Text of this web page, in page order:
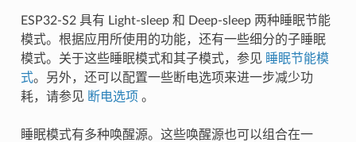
ESP32-S2 具有 Light-sleep 和 Deep-sleep 两种睡眠节能
模式。根据应用所使用的功能，还有一些细分的子睡眠
模式。关于这些睡眠模式和其子模式，参见 睡眠节能模
式。另外，还可以配置一些断电选项来进一步减少功
耗，请参见 断电选项 。
睡眠模式有多种唤醒源。这些唤醒源也可以组合在一